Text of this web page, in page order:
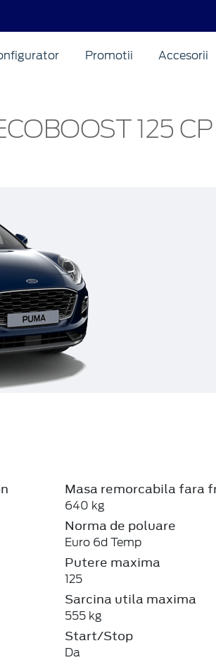
Promotii Accesorii
125
Masa remorcabila fara
640 kg
Norma de poluare
Euro 6d Temp
Putere maxima
125
Sarcina utila maxima
555 kg
Start/Stop
Da